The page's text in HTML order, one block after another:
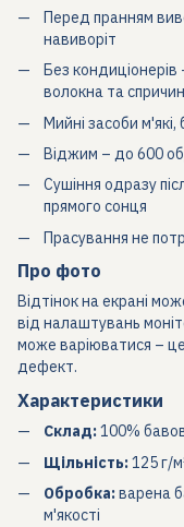
Перед пранням
навиворіт
Без
волокна та
Мийні засоби м'які,
Віджим – до 600
Сушіння одразу
прямого сонця
Прасування не
Про фото
Відтінок на екрані
від налаштувань
може варіюватися –
дефект.
Характеристики
Склад:100%
Щільність:125 г/
Обробка:варена
м'якості